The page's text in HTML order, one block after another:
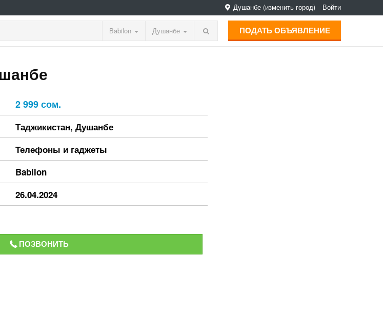
Душанбе (изменить город) Войти
Babilon Душанбе ПОДАТЬ ОБЪЯВЛЕНИЕ
2 999 сом.
Таджикистан, Душанбе
Телефоны и гаджеты
Babilon
26.04.2024
ПОЗВОНИТЬ